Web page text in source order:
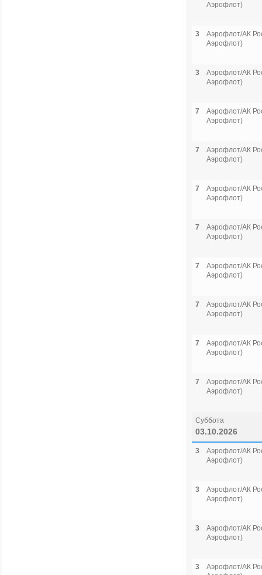
Аэрофлот)
3
Аэрофлот/АК
Аэрофлот)
3
Аэрофлот/АК
Аэрофлот)
7
Аэрофлот/АК
Аэрофлот)
7
Аэрофлот/АК
Аэрофлот)
7
Аэрофлот/АК
Аэрофлот)
7
Аэрофлот/АК
Аэрофлот)
7
Аэрофлот/АК
Аэрофлот)
7
Аэрофлот/АК
Аэрофлот)
7
Аэрофлот/АК
Аэрофлот)
7
Аэрофлот/АК
Аэрофлот)
Суббота
03.10.2026
3
Аэрофлот/АК
Аэрофлот)
3
Аэрофлот/АК
Аэрофлот)
3
Аэрофлот/АК
Аэрофлот)
3
Аэрофлот/АК